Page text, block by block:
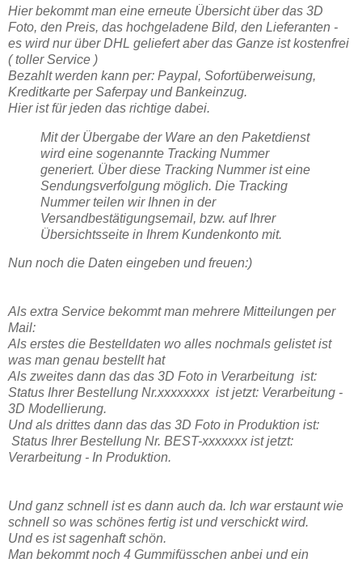
Hier bekommt man eine erneute Übersicht über das 3D
Foto, den Preis, das hochgeladene Bild, den Lieferanten -
es wird nur über DHL geliefert aber das Ganze ist kostenfrei
( toller Service )
Bezahlt werden kann per: Paypal, Sofortüberweisung,
Kreditkarte per Saferpay und Bankeinzug.
Hier ist für jeden das richtige dabei.
Mit der Übergabe der Ware an den Paketdienst
wird eine sogenannte Tracking Nummer
generiert. Über diese Tracking Nummer ist eine
Sendungsverfolgung möglich. Die Tracking
Nummer teilen wir Ihnen in der
Versandbestätigungsemail, bzw. auf Ihrer
Übersichtsseite in Ihrem Kundenkonto mit.
Nun noch die Daten eingeben und freuen:)
Als extra Service bekommt man mehrere Mitteilungen per
Mail:
Als erstes die Bestelldaten wo alles nochmals gelistet ist
was man genau bestellt hat
Als zweites dann das das 3D Foto in Verarbeitung ist:
Status Ihrer Bestellung Nr.xxxxxxxx ist jetzt: Verarbeitung -
3D Modellierung.
Und als drittes dann das das 3D Foto in Produktion ist:
Status Ihrer Bestellung Nr. BEST-xxxxxxx ist jetzt:
Verarbeitung - In Produktion.
Und ganz schnell ist es dann auch da. Ich war erstaunt wie
schnell so was schönes fertig ist und verschickt wird.
Und es ist sagenhaft schön.
Man bekommt noch 4 Gummifüsschen anbei und ein